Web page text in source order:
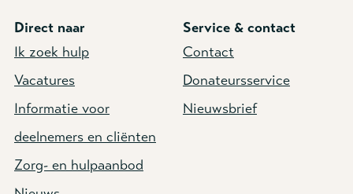
Direct naar
Ik zoek hulp
Vacatures
Informatie voor
deelnemers en cliënten
Zorg- en hulpaanbod
Service & contact
Contact
Donateursservice
Nieuwsbrief